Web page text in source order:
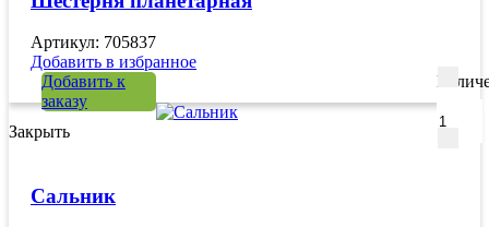
Артикул: 705837
Добавить в избранное
Добавить к
заказу
Закрыть
Сальник